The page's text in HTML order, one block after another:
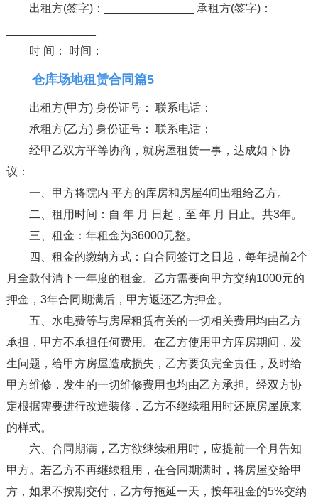
出租方(签字)：______________ 承租方(签字)：
时 间： 时间：
仓库场地租赁合同篇5
出租方(甲方) 身份证号： 联系电话：
承租方(乙方) 身份证号： 联系电话：
经甲乙双方平等协商，就房屋租赁一事，达成如下协
议：
一、甲方将院内 平方的库房和房屋4间出租给乙方。
二、租用时间：自 年 月 日起，至 年 月 日止。共3年。
三、租金：年租金为36000元整。
四、租金的缴纳方式：自合同签订之日起，每年提前2个
月全款付清下一年度的租金。乙方需要向甲方交纳1000元的
押金，3年合同期满后，甲方返还乙方押金。
五、水电费等与房屋租赁有关的一切相关费用均由乙方
承担，甲方不承担任何费用。在乙方使用甲方库房期间，发
生问题，给甲方房屋造成损失，乙方要负完全责任，及时给
甲方维修，发生的一切维修费用也均由乙方承担。经双方协
定根据需要进行改造装修，乙方不继续租用时还原房屋原来
的样式。
六、合同期满，乙方欲继续租用时，应提前一个月告知
甲方。若乙方不再继续租用，在合同期满时，将房屋交给甲
方，如果不按期交付，乙方每拖延一天，按年租金的5%交纳